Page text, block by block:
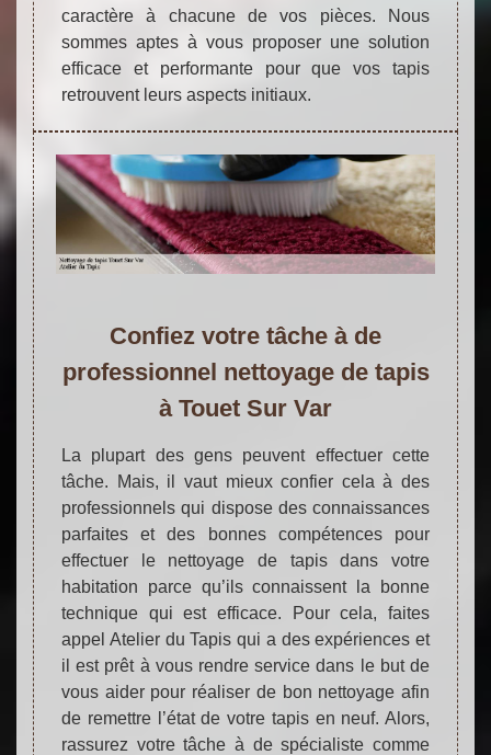
caractère à chacune de vos pièces. Nous
sommes aptes à vous proposer une solution
efficace et performante pour que vos tapis
retrouvent leurs aspects initiaux.
Confiez votre tâche à de
professionnel nettoyage de tapis
à Touet Sur Var
La plupart des gens peuvent effectuer cette
tâche. Mais, il vaut mieux confier cela à des
professionnels qui dispose des connaissances
parfaites et des bonnes compétences pour
effectuer le nettoyage de tapis dans votre
habitation parce qu’ils connaissent la bonne
technique qui est efficace. Pour cela, faites
appel Atelier du Tapis qui a des expériences et
il est prêt à vous rendre service dans le but de
vous aider pour réaliser de bon nettoyage afin
de remettre l’état de votre tapis en neuf. Alors,
rassurez votre tâche à de spécialiste comme